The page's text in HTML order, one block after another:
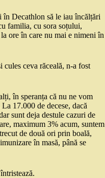
Decathlon să le iau încălțări
familia, cu sora soțului,
ore în care nu mai e nimeni în
ceva răceală, n-a fost
în speranța că nu ne vom
17.000 de decese, dacă
sunt deja destule cazuri de
maximum 3% acum, suntem
de două ori prin boală,
în masă, până se